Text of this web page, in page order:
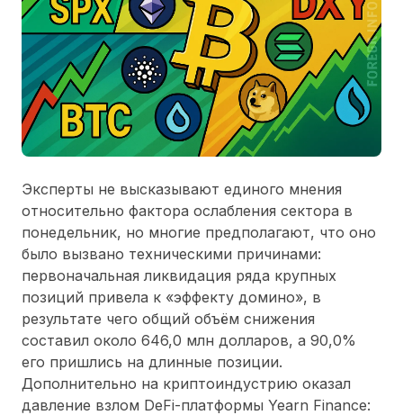
Эксперты не высказывают единого мнения
относительно фактора ослабления сектора в
понедельник, но многие предполагают, что оно
было вызвано техническими причинами:
первоначальная ликвидация ряда крупных
позиций привела к «эффекту домино», в
результате чего общий объём снижения
составил около 646,0 млн долларов, а 90,0%
его пришлись на длинные позиции.
Дополнительно на криптоиндустрию оказал
давление взлом DeFi-платформы Yearn Finance: